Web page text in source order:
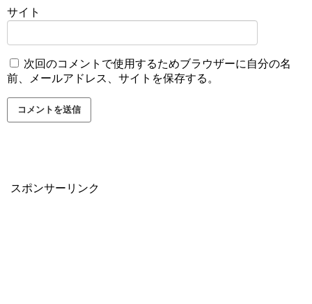
サイト
次回のコメントで使用するためブラウザーに自分の名
前、メールアドレス、サイトを保存する。
スポンサーリンク